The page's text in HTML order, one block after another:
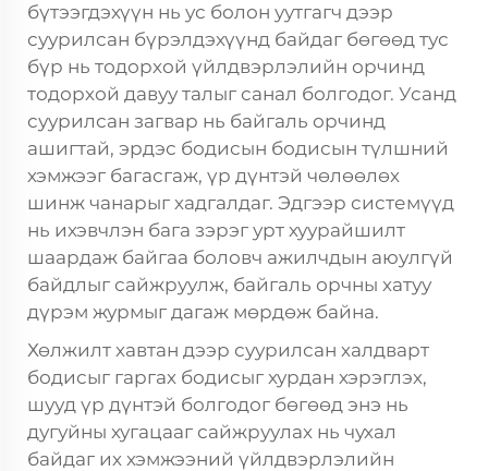
бүтээгдэхүүн нь ус болон уутгагч дээр
суурилсан бүрэлдэхүүнд байдаг бөгөөд тус
бүр нь тодорхой үйлдвэрлэлийн орчинд
тодорхой давуу талыг санал болгодог. Усанд
суурилсан загвар нь байгаль орчинд
ашигтай, эрдэс бодисын бодисын түлшний
хэмжээг багасгаж, үр дүнтэй чөлөөлөх
шинж чанарыг хадгалдаг. Эдгээр системүүд
нь ихэвчлэн бага зэрэг урт хуурайшилт
шаардаж байгаа боловч ажилчдын аюулгүй
байдлыг сайжруулж, байгаль орчны хатуу
дүрэм журмыг дагаж мөрдөж байна.
Хөлжилт хавтан дээр суурилсан халдварт
бодисыг гаргах бодисыг хурдан хэрэглэх,
шууд үр дүнтэй болгодог бөгөөд энэ нь
дугуйны хугацааг сайжруулах нь чухал
байдаг их хэмжээний үйлдвэрлэлийн